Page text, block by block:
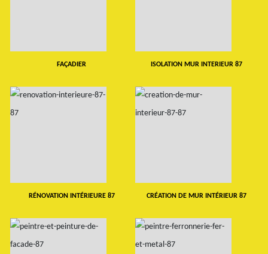
FAÇADIER ISOLATION MUR INTERIEUR 87
RÉNOVATION INTÉRIEURE 87 CRÉATION DE MUR INTÉRIEUR 87